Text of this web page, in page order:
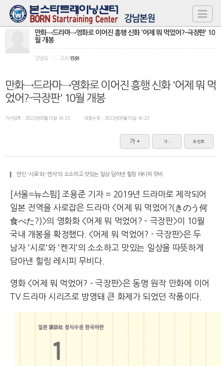
만화→드라마→영화로 이어진 흥행 신화 '어제 뭐 먹었어?-극장판' 10
월 개봉
강병욱 조회 1591
만화→드라마→영화로 이어진 흥행 신화 '어제 뭐 먹
었어?-극장판' 10월 개봉
기사입력 : 2022년09월15일 16:23 최종수정 : 2022년09월15일 16:23
가 + 가 - 프린트
연인 '시로'와 '켄지'의 소소하고 맛있는 일상 담아낸 힐링 레시피 무비
[서울=뉴스핌] 조용준 기자 = 2019년 드라마로 제작되어
일본 전역을 사로잡은 드라마 <어제 뭐 먹었어?(きのう何
食べた?)>의 영화화 <어제 뭐 먹었어? – 극장판>이 10월
국내 개봉을 확정했다. <어제 뭐 먹었어? - 극장판>은 두
남자 '시로'와 '켄지'의 소소하고 맛있는 일상을 따뜻하게
담아낸 힐링 레시피 무비다.
영화 <어제 뭐 먹었어? – 극장판>은 동명 원작 만화에 이어
TV 드라마 시리즈로 방영돼 큰 화제가 되었던 작품이다.